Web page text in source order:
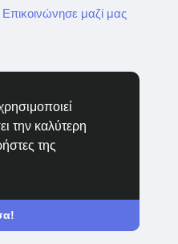
την καλύτερη
της
Επικοινώνησε μαζί μας